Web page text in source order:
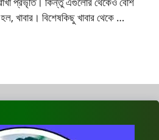
খাবার। বিশেষকিছু খাবার থেকে …